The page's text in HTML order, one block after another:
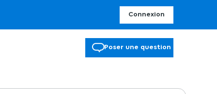
Connexion
Poser une question